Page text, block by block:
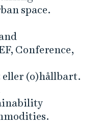
space.
Conference,
eller (o)hållbart.